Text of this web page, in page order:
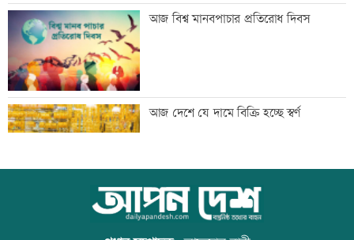
গণভোটের রায় বাস্তবায়নে ১১ দলের লংমার্চের
ঘোষণা
এসবিএসি ব্যাংকের কর্পোরেট পরিচালকের
শেয়ার বিক্রির ঘোষণা
পোলট্রি মুরগির মাংসে মাত্রাতিরিক্ত
অ্যান্টিমাইক্রোবিয়াল
আজ বিশ্ব মানবপাচার প্রতিরোধ দিবস
আজ দেশে যে দামে বিক্রি হচ্ছে স্বর্ণ
আজ বিশ্ব বন্ধু দিবস